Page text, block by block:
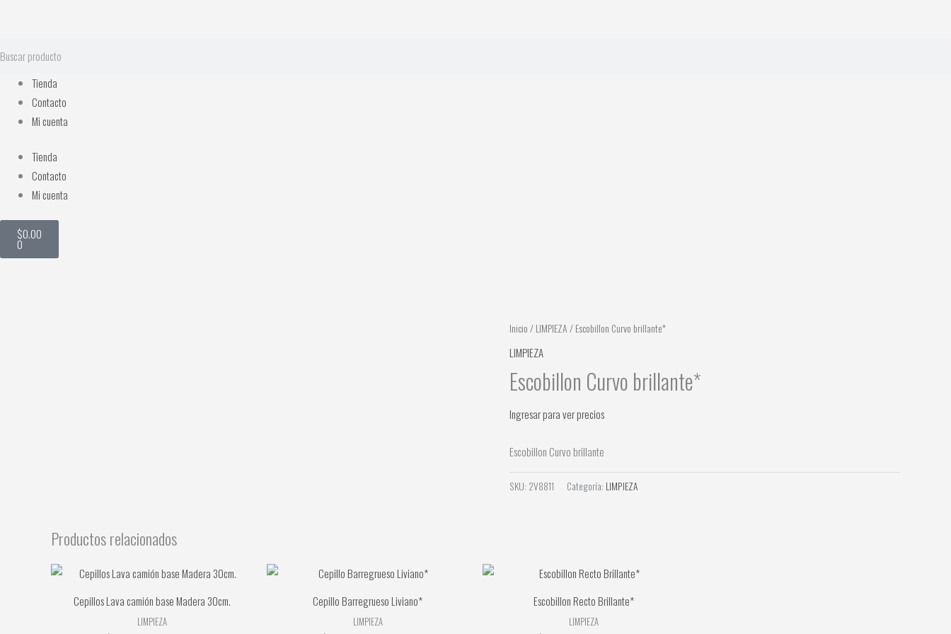
Tienda
Contacto
Mi cuenta
Tienda
Contacto
Mi cuenta
$0.00
0
Cart
Inicio / LIMPIEZA / Escobillon Curvo brillante*
LIMPIEZA
Escobillon Curvo brillante*
Ingresar para ver precios
Escobillon Curvo brillante
SKU: 2V8811 Categoría: LIMPIEZA
Productos relacionados
Cepillos Lava camión base Madera 30cm.
LIMPIEZA
Cepillo Barregrueso Liviano*
LIMPIEZA
Escobillon Recto Brillante*
LIMPIEZA